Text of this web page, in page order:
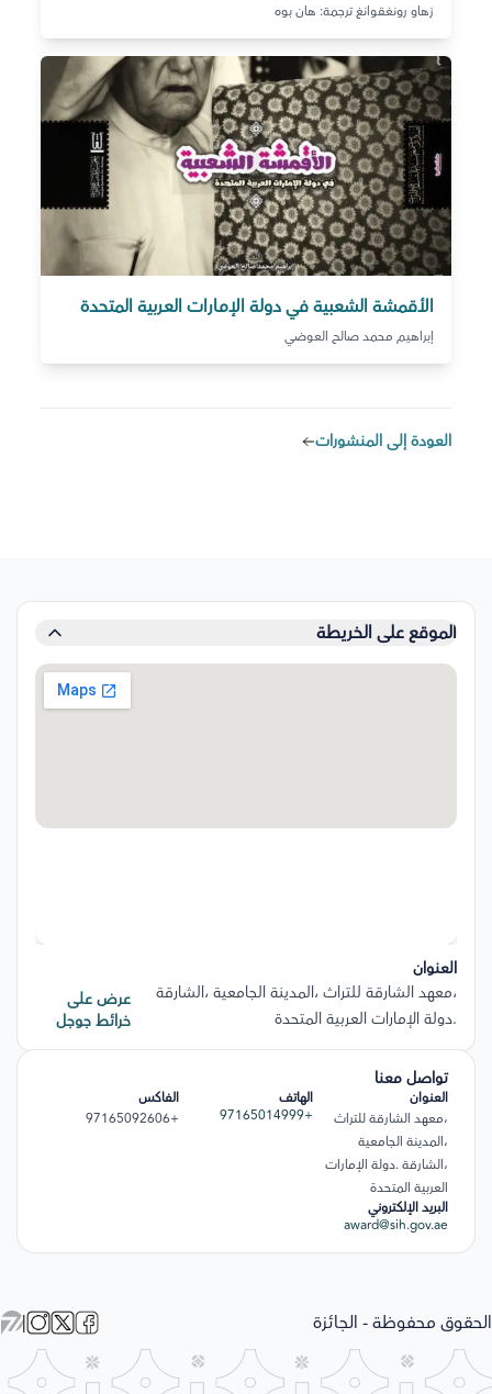
زهاو رونغقوانغ ترجمة: هان بوه
الأقمشة الشعبية في دولة الإمارات العربية المتحدة
إبراهيم محمد صالح العوضي
العودة إلى المنشورات
الموقع على الخريطة
العنوان
،معهد الشارقة للتراث ،المدينة الجامعية ،الشارقة
.دولة الإمارات العربية المتحدة
عرض على
خرائط جوجل
تواصل معنا
العنوان
،معهد الشارقة للتراث
،المدينة الجامعية
،الشارقة .دولة الإمارات
العربية المتحدة
الهاتف
+97165014999
الفاكس
+97165092606
البريد الإلكتروني
award@sih.gov.ae
| الحقوق محفوظة - الجائزة